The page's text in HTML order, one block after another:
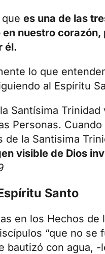
es una de las
nuestro
él.
lo que
al Espíritu
Santísima
Personas.
de la Santisima
visible de Dios
Santo
en los Hechos
“que no
bautizó con agua,